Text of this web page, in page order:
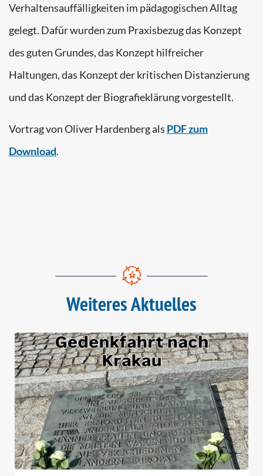
Verhaltensauffälligkeiten im pädagogischen Alltag
gelegt. Dafür wurden zum Praxisbezug das Konzept
des guten Grundes, das Konzept hilfreicher
Haltungen, das Konzept der kritischen Distanzierung
und das Konzept der Biografieklärung vorgestellt.
Vortrag von Oliver Hardenberg als PDF zum
Download.
Weiteres Aktuelles